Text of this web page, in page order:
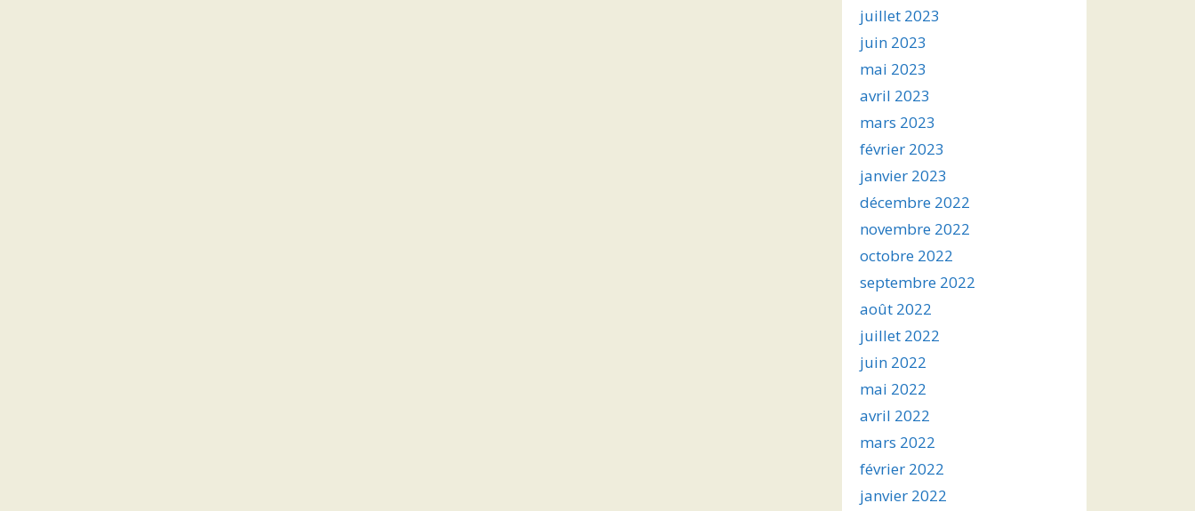
juillet 2023
juin 2023
mai 2023
avril 2023
mars 2023
février 2023
janvier 2023
décembre 2022
novembre 2022
octobre 2022
septembre 2022
août 2022
juillet 2022
juin 2022
mai 2022
avril 2022
mars 2022
février 2022
janvier 2022